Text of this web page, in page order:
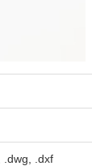
.dwg, .dxf